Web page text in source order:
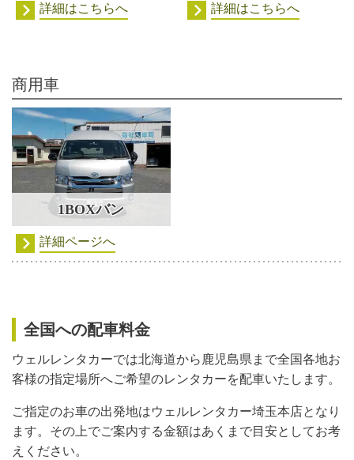
詳細はこちらへ 詳細はこちらへ
商用車
1BOXバン
詳細ページへ
全国への配車料金
ウェルレンタカーでは北海道から鹿児島県まで全国各地お
客様の指定場所へご希望のレンタカーを配車いたします。
ご指定のお車の出発地はウェルレンタカー埼玉本店となり
ます。その上でご案内する金額はあくまで目安としてお考
えください。